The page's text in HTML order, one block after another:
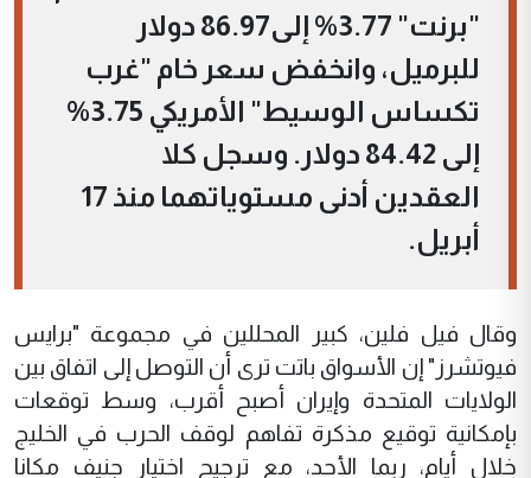
"برنت" 3.77% إلى86.97 دولار
للبرميل، وانخفض ‌سعر خام "غرب
تكساس الوسيط" الأمريكي 3.75%
إلى 84.42 دولار. وسجل كلا
العقدين أدنى مستوياتهما منذ 17
أبريل.
وقال فيل فلين، كبير المحللين في مجموعة "برايس
فيوتشرز" إن الأسواق باتت ترى أن التوصل إلى اتفاق بين
الولايات المتحدة وإيران أصبح أقرب، وسط توقعات
بإمكانية توقيع مذكرة تفاهم لوقف الحرب في الخليج
خلال أيام، ربما الأحد، مع ترجيح اختيار جنيف مكانا